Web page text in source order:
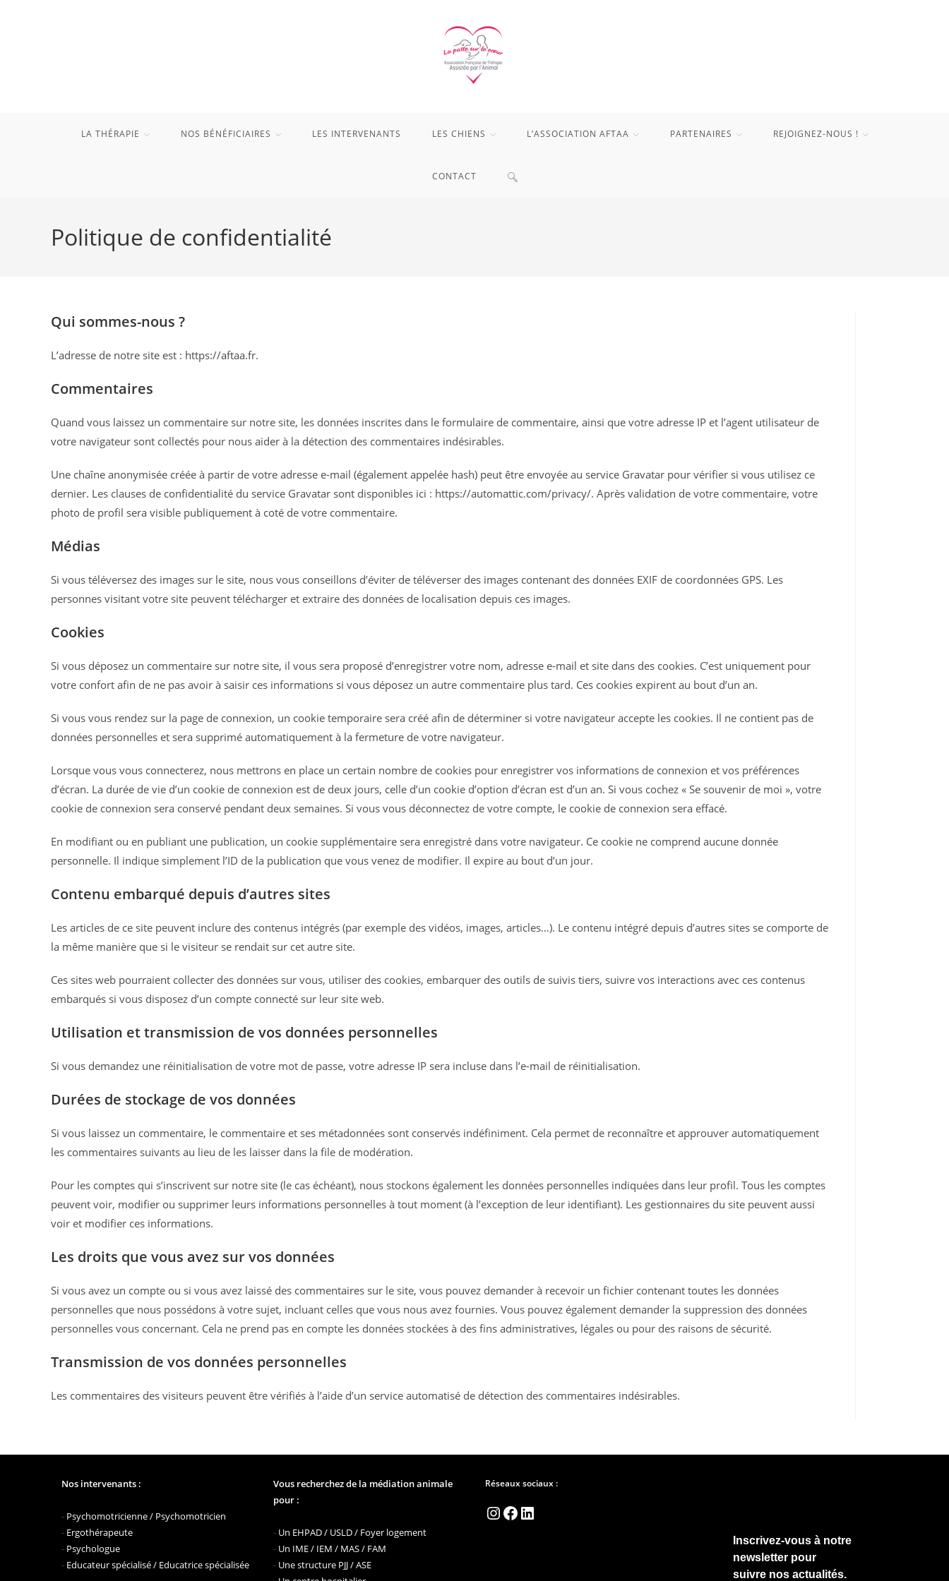
LA THÉRAPIE NOS BÉNÉFICIAIRES LES INTERVENANTS LES CHIENS L’ASSOCIATION AFTAA PARTENAIRES REJOIGNEZ-NOUS !
CONTACT TOGGLE
Politique de confidentialité
Qui sommes-nous ?
L’adresse de notre site est : https://aftaa.fr.
Commentaires
Quand vous laissez un commentaire sur notre site, les données inscrites dans le formulaire de commentaire, ainsi que votre adresse IP et l’agent utilisateur de
votre navigateur sont collectés pour nous aider à la détection des commentaires indésirables.
Une chaîne anonymisée créée à partir de votre adresse e-mail (également appelée hash) peut être envoyée au service Gravatar pour vérifier si vous utilisez ce
dernier. Les clauses de confidentialité du service Gravatar sont disponibles ici : https://automattic.com/privacy/. Après validation de votre commentaire, votre
photo de profil sera visible publiquement à coté de votre commentaire.
Médias
Si vous téléversez des images sur le site, nous vous conseillons d’éviter de téléverser des images contenant des données EXIF de coordonnées GPS. Les
personnes visitant votre site peuvent télécharger et extraire des données de localisation depuis ces images.
Cookies
Si vous déposez un commentaire sur notre site, il vous sera proposé d’enregistrer votre nom, adresse e-mail et site dans des cookies. C’est uniquement pour
votre confort afin de ne pas avoir à saisir ces informations si vous déposez un autre commentaire plus tard. Ces cookies expirent au bout d’un an.
Si vous vous rendez sur la page de connexion, un cookie temporaire sera créé afin de déterminer si votre navigateur accepte les cookies. Il ne contient pas de
données personnelles et sera supprimé automatiquement à la fermeture de votre navigateur.
Lorsque vous vous connecterez, nous mettrons en place un certain nombre de cookies pour enregistrer vos informations de connexion et vos préférences
d’écran. La durée de vie d’un cookie de connexion est de deux jours, celle d’un cookie d’option d’écran est d’un an. Si vous cochez « Se souvenir de moi », votre
cookie de connexion sera conservé pendant deux semaines. Si vous vous déconnectez de votre compte, le cookie de connexion sera effacé.
En modifiant ou en publiant une publication, un cookie supplémentaire sera enregistré dans votre navigateur. Ce cookie ne comprend aucune donnée
personnelle. Il indique simplement l’ID de la publication que vous venez de modifier. Il expire au bout d’un jour.
Contenu embarqué depuis d’autres sites
Les articles de ce site peuvent inclure des contenus intégrés (par exemple des vidéos, images, articles…). Le contenu intégré depuis d’autres sites se comporte de
la même manière que si le visiteur se rendait sur cet autre site.
Ces sites web pourraient collecter des données sur vous, utiliser des cookies, embarquer des outils de suivis tiers, suivre vos interactions avec ces contenus
embarqués si vous disposez d’un compte connecté sur leur site web.
Utilisation et transmission de vos données personnelles
Si vous demandez une réinitialisation de votre mot de passe, votre adresse IP sera incluse dans l’e-mail de réinitialisation.
Durées de stockage de vos données
Si vous laissez un commentaire, le commentaire et ses métadonnées sont conservés indéfiniment. Cela permet de reconnaître et approuver automatiquement
les commentaires suivants au lieu de les laisser dans la file de modération.
Pour les comptes qui s’inscrivent sur notre site (le cas échéant), nous stockons également les données personnelles indiquées dans leur profil. Tous les comptes
peuvent voir, modifier ou supprimer leurs informations personnelles à tout moment (à l’exception de leur identifiant). Les gestionnaires du site peuvent aussi
voir et modifier ces informations.
Les droits que vous avez sur vos données
Si vous avez un compte ou si vous avez laissé des commentaires sur le site, vous pouvez demander à recevoir un fichier contenant toutes les données
personnelles que nous possédons à votre sujet, incluant celles que vous nous avez fournies. Vous pouvez également demander la suppression des données
personnelles vous concernant. Cela ne prend pas en compte les données stockées à des fins administratives, légales ou pour des raisons de sécurité.
Transmission de vos données personnelles
Les commentaires des visiteurs peuvent être vérifiés à l’aide d’un service automatisé de détection des commentaires indésirables.
Nos intervenants :
- Psychomotricienne / Psychomotricien
- Ergothérapeute
- Psychologue
- Educateur spécialisé / Educatrice spécialisée
Vous recherchez de la médiation animale
pour :
- Un EHPAD / USLD / Foyer logement
- Un IME / IEM / MAS / FAM
- Une structure PJJ / ASE
Réseaux sociaux :
Instagram
Facebook
LinkedIn